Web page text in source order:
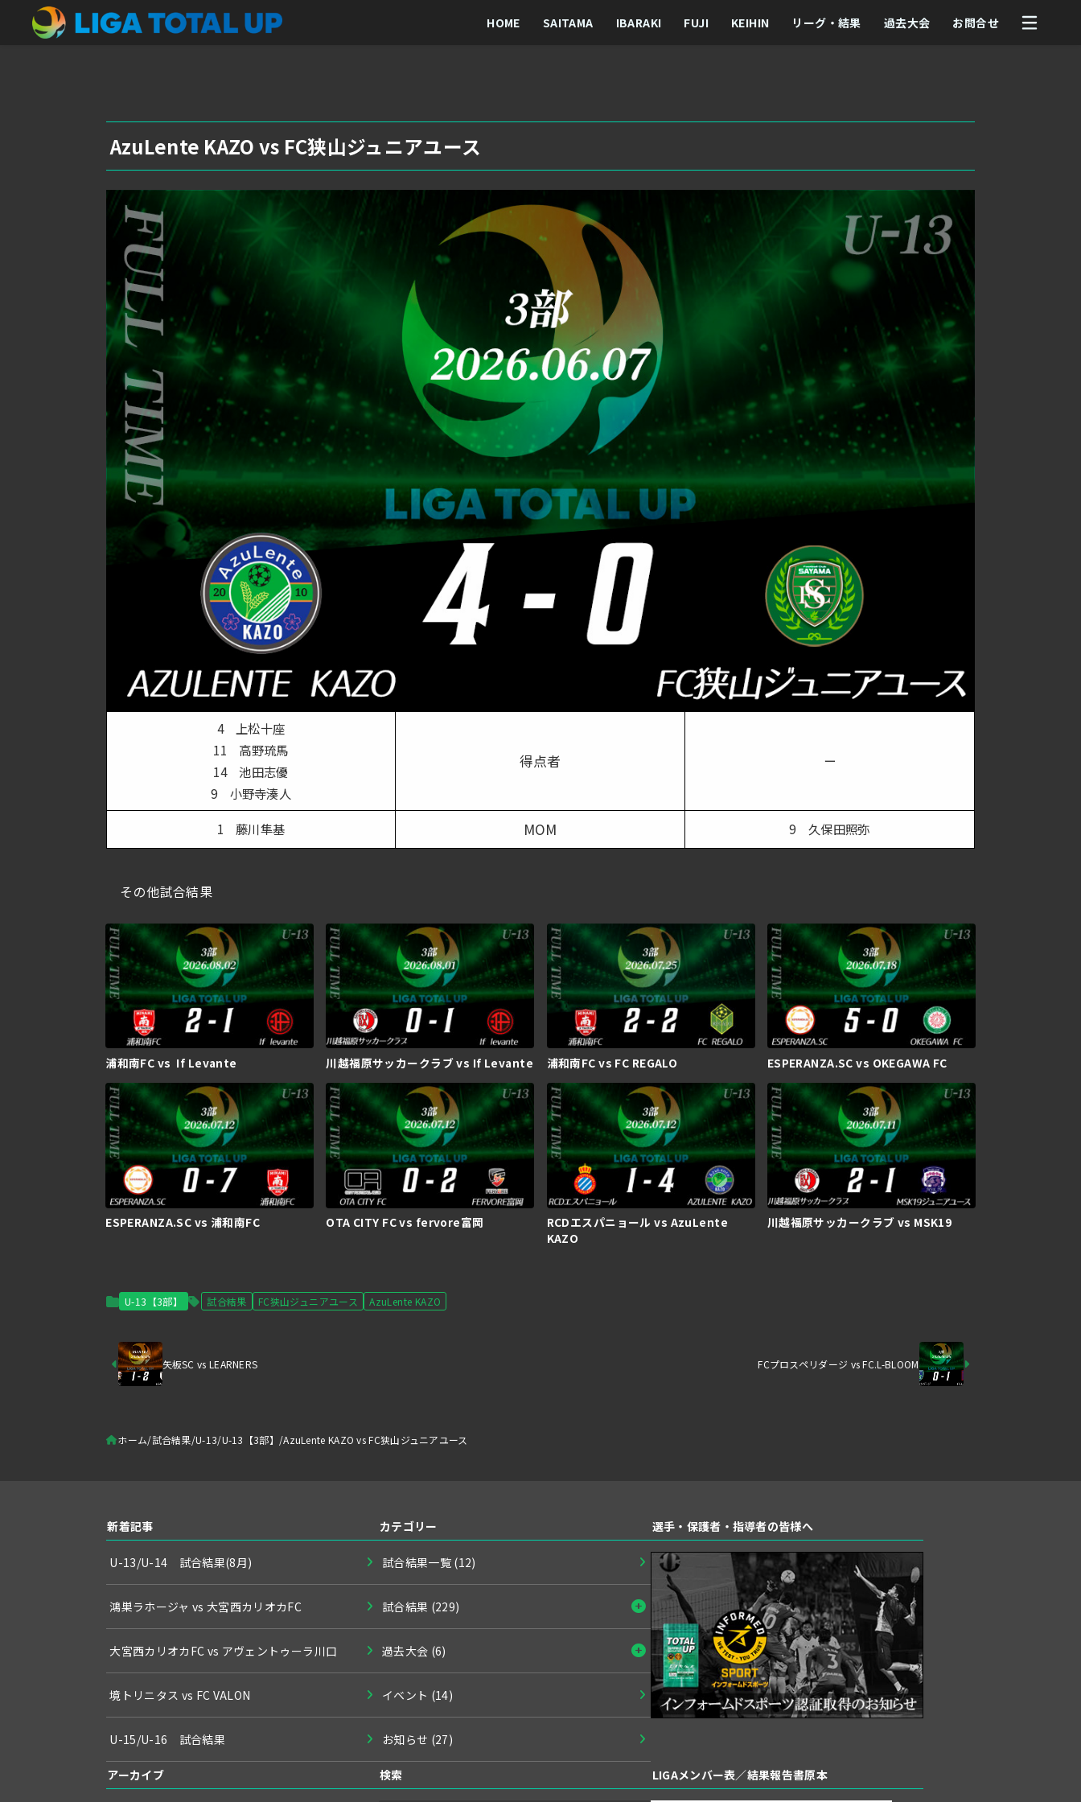
HOME SAITAMA IBARAKI FUJI KEIHIN リーグ・結果 過去大会 お問合せ
AzuLente KAZO vs FC狭山ジュニアユース
4 上松十座
11 高野琉馬
14 池田志優
9 小野寺湊人
得点者 ー
1 藤川隼基 MOM 9 久保田照弥
その他試合結果
浦和南FC vs If Levante 川越福原サッカークラブ vs If Levante 浦和南FC vs FC REGALO ESPERANZA.SC vs OKEGAWA FC
ESPERANZA.SC vs 浦和南FC OTA CITY FC vs fervore富岡
RCDエスパニョール vs AzuLente
KAZO
川越福原サッカークラブ vs MSK19
U-13【3部】 試合結果 FC狭山ジュニアユース AzuLente KAZO
矢板SC vs LEARNERS FCプロスペリダージ vs FC.L-BLOOM
ホーム 試合結果 U-13 U-13【3部】 AzuLente KAZO vs FC狭山ジュニアユース
新着記事
U-13/U-14 試合結果(8月)
鴻巣ラホージャ vs 大宮西カリオカFC
大宮西カリオカFC vs アヴェントゥーラ川口
境トリニタス vs FC VALON
U-15/U-16 試合結果
カテゴリー
試合結果一覧 (12)
試合結果 (229)
過去大会 (6)
イベント (14)
お知らせ (27)
選手・保護者・指導者の皆様へ
アーカイブ 検索 LIGAメンバー表／結果報告書原本